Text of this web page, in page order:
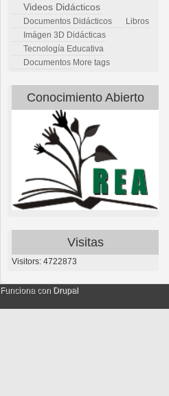
Videos Didácticos
Documentos Didácticos
Libros
Imágen 3D Didácticas
Tecnología Educativa
Documentos More tags
Conocimiento Abierto
Visitas
Visitors: 4722873
Funciona con Drupal